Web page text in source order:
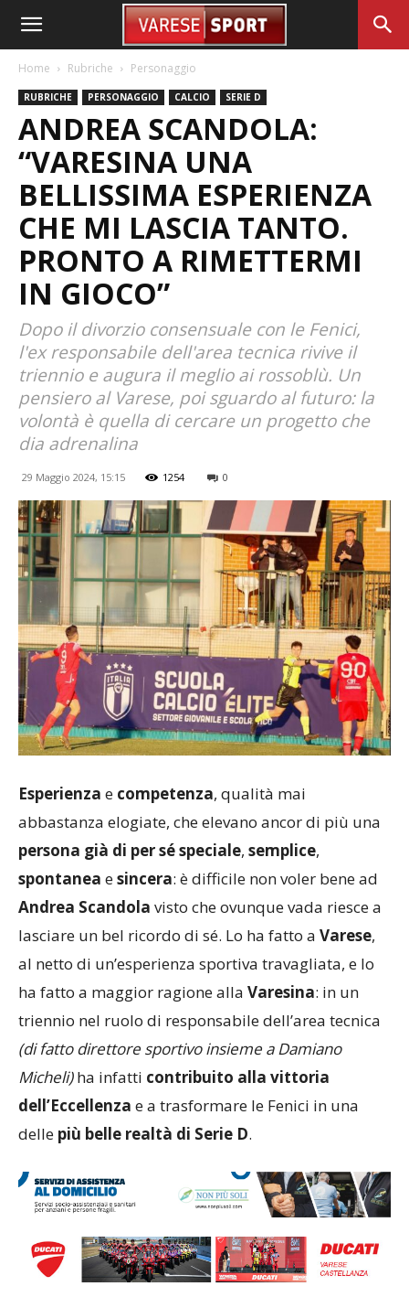
Home Rubriche Personaggio
RUBRICHE PERSONAGGIO CALCIO SERIE D
ANDREA SCANDOLA:
“VARESINA UNA
BELLISSIMA ESPERIENZA
CHE MI LASCIA TANTO.
PRONTO A RIMETTERMI
IN GIOCO”
Dopo il divorzio consensuale con le Fenici,
l'ex responsabile dell'area tecnica rivive il
triennio e augura il meglio ai rossoblù. Un
pensiero al Varese, poi sguardo al futuro: la
volontà è quella di cercare un progetto che
dia adrenalina
29 Maggio 2024, 15:15 1254 0
Esperienza e competenza, qualità mai
abbastanza elogiate, che elevano ancor di più una
persona già di per sé speciale, semplice,
spontanea esincera: è difficile non voler bene ad
Andrea Scandola visto che ovunque vada riesce a
lasciare un bel ricordo di sé. Lo ha fatto a Varese,
al netto di un’esperienza sportiva travagliata, e lo
ha fatto a maggior ragione alla Varesina: in un
triennio nel ruolo di responsabile dell’area tecnica
(di fatto direttore sportivo insieme a Damiano
Micheli)ha infatti contribuito alla vittoria
dell’Eccellenza e a trasformare le Fenici in una
delle più belle realtà di Serie D.